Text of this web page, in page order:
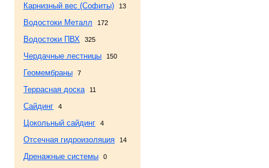
Карнизный вес (Софиты) 13
Водостоки Металл 172
Водостоки ПВХ 325
Чердачные лестницы 150
Геомембраны 7
Террасная доска 11
Сайдинг 4
Цокольный сайдинг 4
Отсечная гидроизоляция 14
Дренажные системы 0